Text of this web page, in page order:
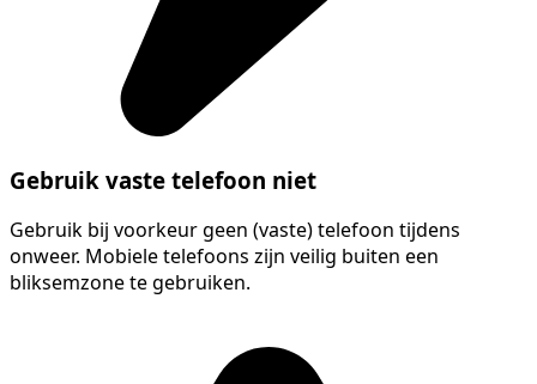
Gebruik vaste telefoon niet
Gebruik bij voorkeur geen (vaste) telefoon tijdens
onweer. Mobiele telefoons zijn veilig buiten een
bliksemzone te gebruiken.